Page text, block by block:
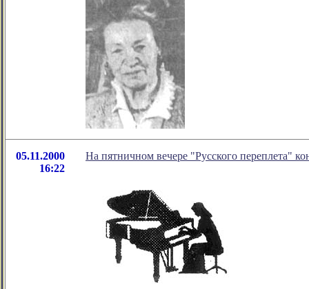
05.11.2000
16:22
На пятничном вечере "Русского переплета"